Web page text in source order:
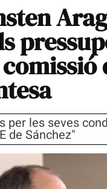
les seves
de Sánchez"